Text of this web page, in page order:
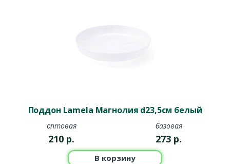
Поддон Lamela Магнолия d23,5см белый
оптовая
210 р.
базовая
273 р.
В корзину